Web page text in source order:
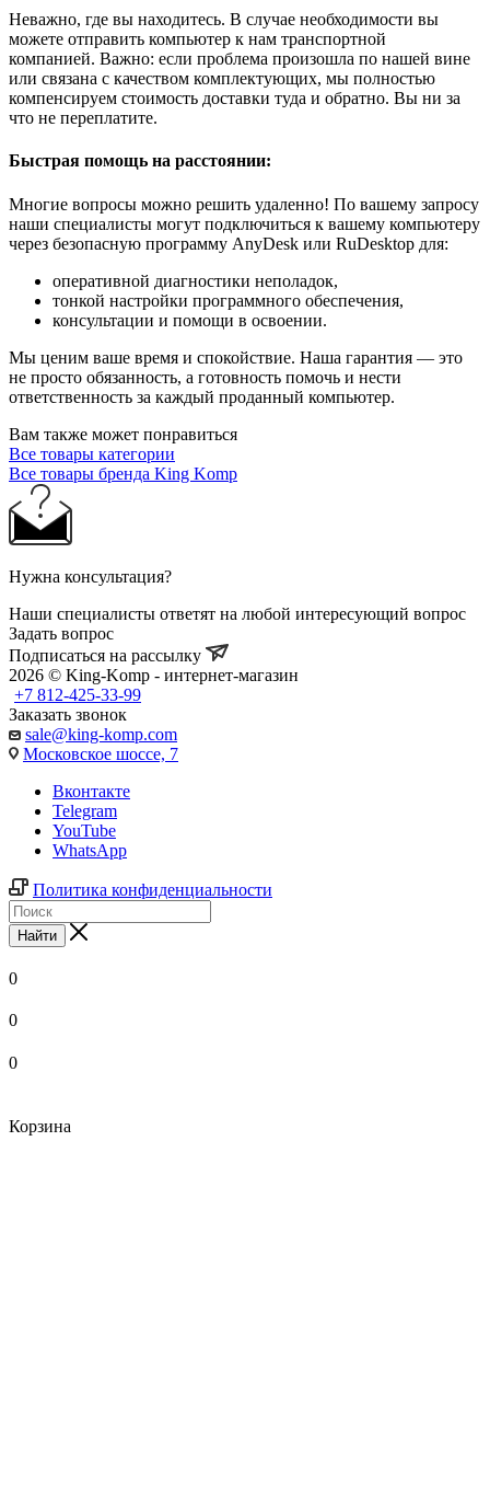
Неважно, где вы находитесь. В случае необходимости вы
можете отправить компьютер к нам транспортной
компанией. Важно: если проблема произошла по нашей вине
или связана с качеством комплектующих, мы полностью
компенсируем стоимость доставки туда и обратно. Вы ни за
что не переплатите.
Быстрая помощь на расстоянии:
Многие вопросы можно решить удаленно! По вашему запросу
наши специалисты могут подключиться к вашему компьютеру
через безопасную программу AnyDesk или RuDesktop для:
оперативной диагностики неполадок,
тонкой настройки программного обеспечения,
консультации и помощи в освоении.
Мы ценим ваше время и спокойствие. Наша гарантия — это
не просто обязанность, а готовность помочь и нести
ответственность за каждый проданный компьютер.
Вам также может понравиться
Все товары категории
Все товары бренда King Komp
Нужна консультация?
Наши специалисты ответят на любой интересующий вопрос
Задать вопрос
Подписаться на рассылку
2026 © King-Komp - интернет-магазин
+7 812-425-33-99
Заказать звонок
sale@king-komp.com
Московское шоссе, 7
Вконтакте
Telegram
YouTube
WhatsApp
Политика конфиденциальности
Найти
0
0
0
Корзина